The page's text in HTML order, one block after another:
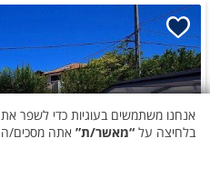
אנחנו משתמשים בעוגיות כדי לשפר
בלחיצה על “מאשר/ת” אתה מסכים/ה